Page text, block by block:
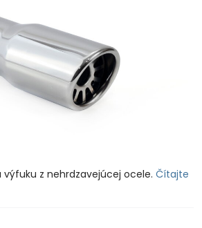
z nehrdzavejúcej ocele. Čítajte